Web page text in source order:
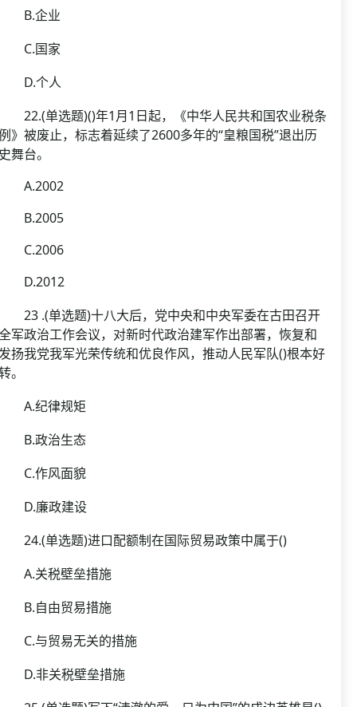
企业
国家
个人
单选题)()年1月1日起，《中华人民共和国农业税条
》被废止，标志着延续了2600多年的“皇粮国税”退出历
舞台。
.(单选题)十八大后，党中央和中央军委在古田召开
军政治工作会议，对新时代政治建军作出部署，恢复和
扬我党我军光荣传统和优良作风，推动人民军队()根本好
。
纪律规矩
政治生态
作风面貌
廉政建设
单选题)进口配额制在国际贸易政策中属于()
关税壁垒措施
自由贸易措施
与贸易无关的措施
非关税壁垒措施